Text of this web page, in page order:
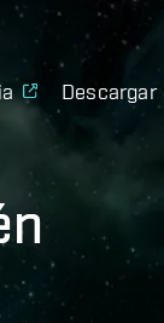
Descargar